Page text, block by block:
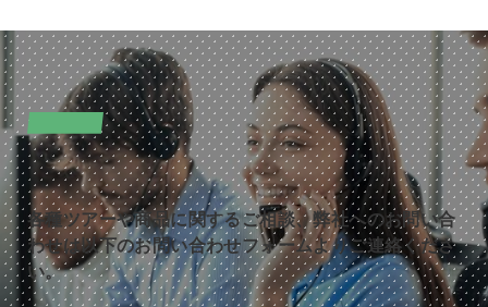
CONTACT
お問い合わせ
各種ツアーや商品に関するご相談、弊社へのお問い合
わせは以下のお問い合わせフォームよりご連絡くださ
い。